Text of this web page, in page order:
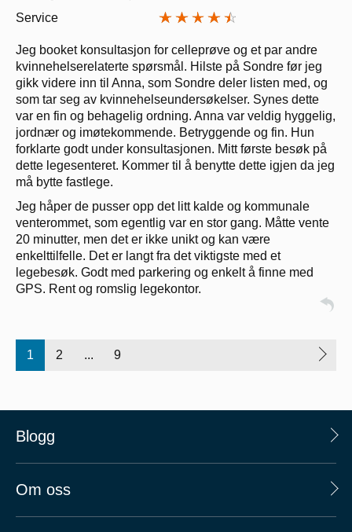
Service
Jeg booket konsultasjon for celleprøve og et par andre
kvinnehelserelaterte spørsmål. Hilste på Sondre før jeg
gikk videre inn til Anna, som Sondre deler listen med, og
som tar seg av kvinnehelseundersøkelser. Synes dette
var en fin og behagelig ordning. Anna var veldig hyggelig,
jordnær og imøtekommende. Betryggende og fin. Hun
forklarte godt under konsultasjonen. Mitt første besøk på
dette legesenteret. Kommer til å benytte dette igjen da jeg
må bytte fastlege.
Jeg håper de pusser opp det litt kalde og kommunale
venterommet, som egentlig var en stor gang. Måtte vente
20 minutter, men det er ikke unikt og kan være
enkelttilfelle. Det er langt fra det viktigste med et
legebesøk. Godt med parkering og enkelt å finne med
GPS. Rent og romslig legekontor.
1 2 ... 9
Blogg
Om oss